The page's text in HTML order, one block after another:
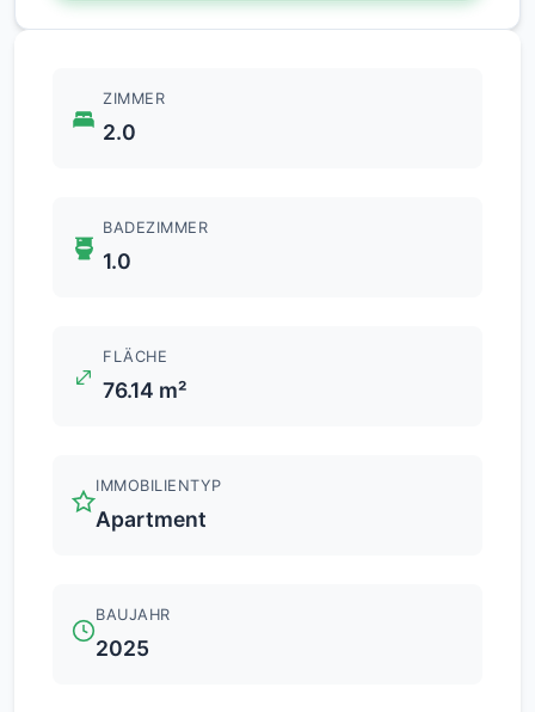
ZIMMER
2.0
BADEZIMMER
1.0
FLÄCHE
76.14 m²
IMMOBILIENTYP
Apartment
BAUJAHR
2025